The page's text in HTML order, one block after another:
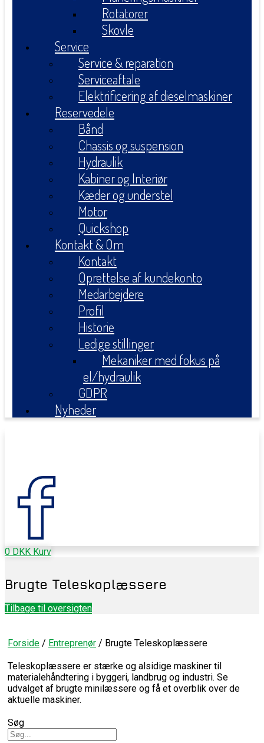
Rotatorer
Skovle
Service
Service & reparation
Serviceaftale
Elektrificering af dieselmaskiner
Reservedele
Bånd
Chassis og suspension
Hydraulik
Kabiner og Interiør
Kæder og understel
Motor
Quickshop
Kontakt & Om
Kontakt
Oprettelse af kundekonto
Medarbejdere
Profil
Historie
Ledige stillinger
Mekaniker med fokus på
el/hydraulik
GDPR
Nyheder
0 DKK Kurv
Brugte Teleskoplæssere
Tilbage til oversigten
Forside / Entreprenør / Brugte Teleskoplæssere
Teleskoplæssere er stærke og alsidige maskiner til
materialehåndtering i byggeri, landbrug og industri. Se
udvalget af brugte minilæssere og få et overblik over de
aktuelle maskiner.
Søg